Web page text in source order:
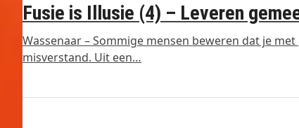
Fusie is Illusie (4) – Leveren
Wassenaar – Sommige mensen beweren dat je
misverstand. Uit een…